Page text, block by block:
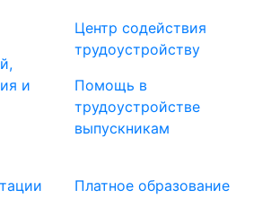
и
Центр содействия
трудоустройству
Помощь в
трудоустройстве
выпускникам
Платное образование